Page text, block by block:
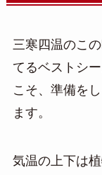
三寒四温のこ
てるベストシ
こそ、準備を
ます。
気温の上下は